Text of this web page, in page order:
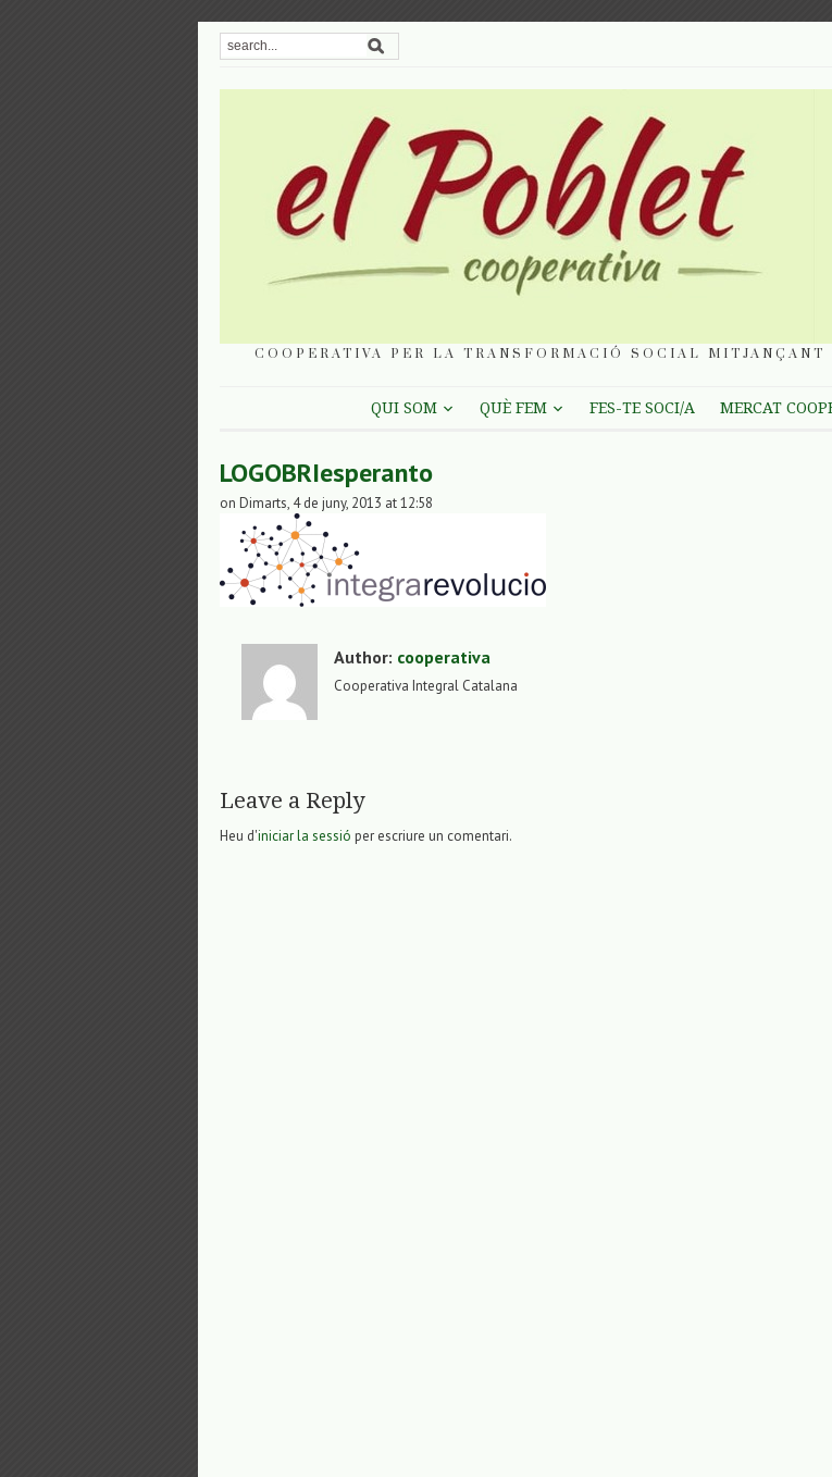
COOPERATIVA PER LA TRANSFORMACIÓ SOCIAL
QUI SOM QUÈ FEM FES-TE SOCI/A MERCAT
LOGOBRIesperanto
on Dimarts, 4 de juny, 2013 at 12:58
Author: cooperativa
Cooperativa Integral Catalana
Leave a Reply
Heu d'iniciar la sessió per escriure un comentari.